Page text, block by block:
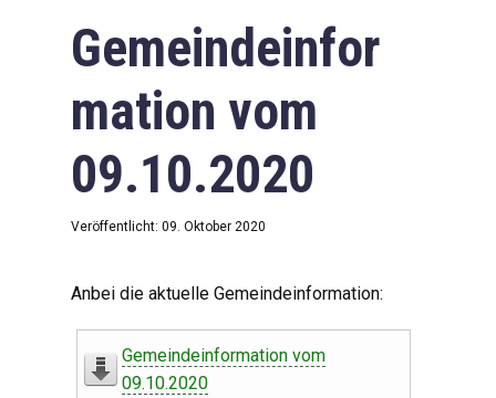
Gemeindeinfor
mation vom
09.10.2020
Veröffentlicht: 09. Oktober 2020
Anbei die aktuelle Gemeindeinformation:
Gemeindeinformation vom
09.10.2020